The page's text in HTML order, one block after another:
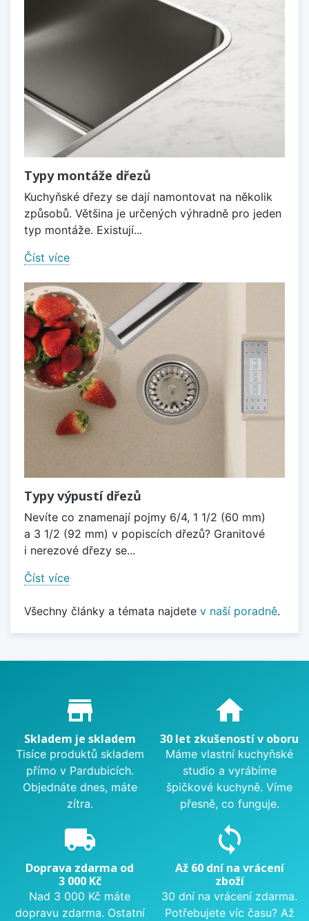
Typy montáže dřezů
Kuchyňské dřezy se dají namontovat na několik
způsobů. Většina je určených výhradně pro jeden
typ montáže. Existují...
Číst více
Typy výpustí dřezů
Nevíte co znamenají pojmy 6/4, 1 1/2 (60 mm)
a 3 1/2 (92 mm) v popiscích dřezů? Granitové
i nerezové dřezy se...
Číst více
Všechny články a témata najdete v naší poradně.
Proč nakupovat u nás?
store_mall_directory
Skladem je skladem
Tisíce produktů skladem
přímo v Pardubicích.
Objednáte dnes, máte
zítra.
home
30 let zkušeností v oboru
Máme vlastní kuchyňské
studio a vyrábíme
špičkové kuchyně. Víme
přesně, co funguje.
local_shipping
Doprava zdarma od
3 000 Kč
Nad 3 000 Kč máte
dopravu zdarma. Ostatní
sync
Až 60 dní na vrácení
zboží
30 dní na vrácení zdarma.
Potřebujete víc času? Až